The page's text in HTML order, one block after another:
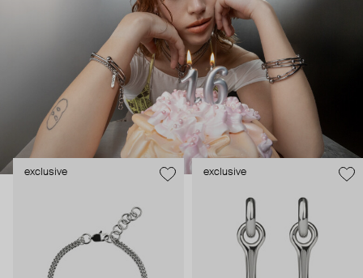
музыкальные исполнители и лидеры мнений: Алексей
Сухарев, Андрей Toxi$, Валя Карнавал и многие другие.
Эксклюзивно для Poison Drop бренд выпустил коллекцию
HOLD YOUR HORSES (Придержи своих коней),
вдохновленную удилами для контроля лошадей: не через
силу, а через точность давления.
exclusive exclusive